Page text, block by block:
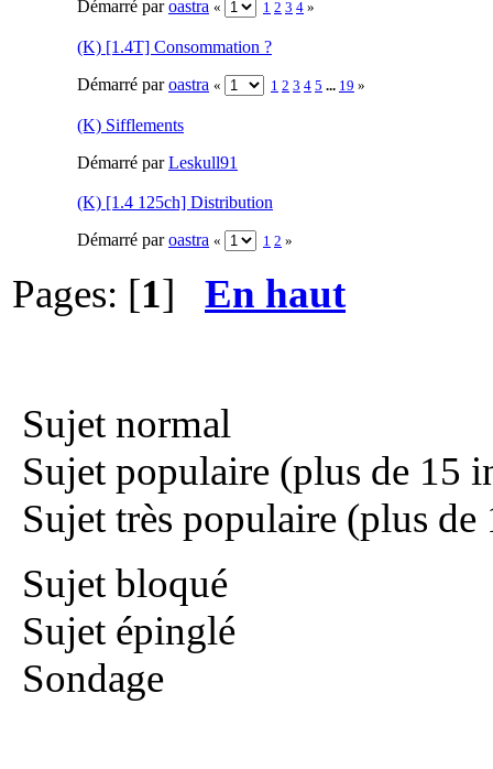
Démarré paroastra « 1 2 3 4 »
(K) [1.4T] Consommation ?
Démarré paroastra « 1 2 3 4 5 ... 19 »
(K) Sifflements
Démarré parLeskull91
(K) [1.4 125ch] Distribution
Démarré paroastra « 1 2 »
Pages: [1] En haut
Sujet normal
Sujet populaire (plus de 15
Sujet très populaire (plus
Sujet bloqué
Sujet épinglé
Sondage